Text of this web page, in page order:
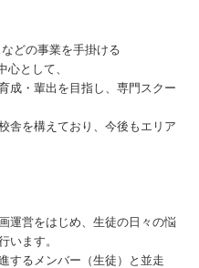
どの事業を手掛ける
として、
成・輩出を目指し、専門スクー
舎を構えており、今後もエリア
運営をはじめ、生徒の日々の悩
います。
するメンバー（生徒）と並走